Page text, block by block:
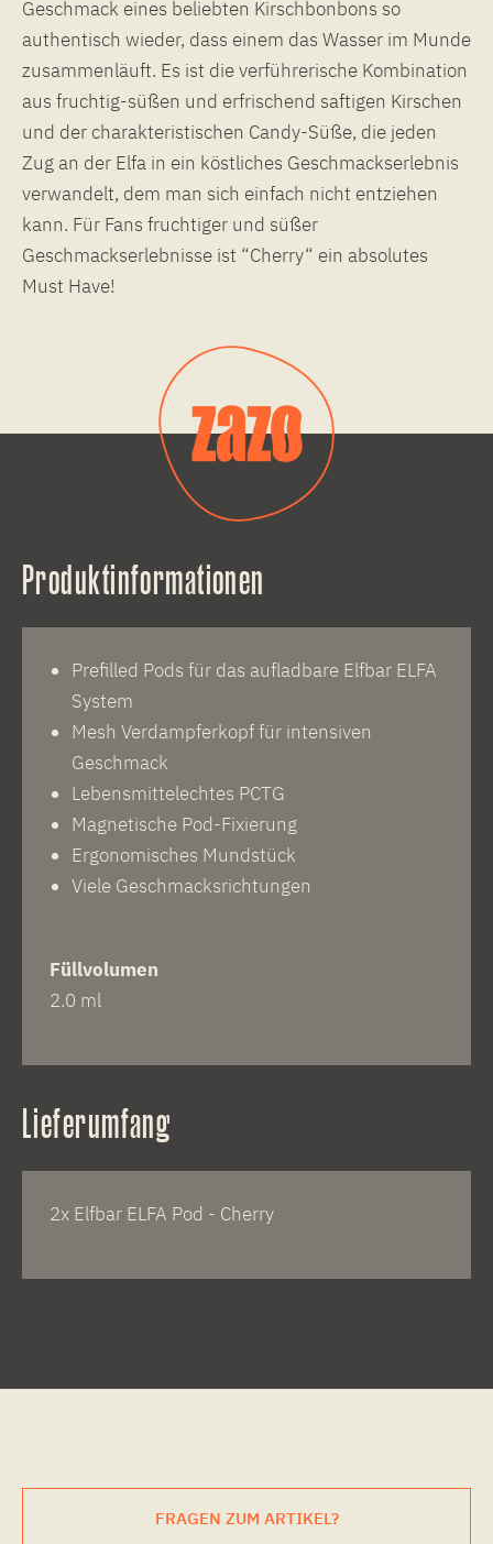
Geschmack eines beliebten Kirschbonbons so
authentisch wieder, dass einem das Wasser im Munde
zusammenläuft. Es ist die verführerische Kombination
aus fruchtig-süßen und erfrischend saftigen Kirschen
und der charakteristischen Candy-Süße, die jeden
Zug an der Elfa in ein köstliches Geschmackserlebnis
verwandelt, dem man sich einfach nicht entziehen
kann. Für Fans fruchtiger und süßer
Geschmackserlebnisse ist “Cherry“ ein absolutes
Must Have!
Produktinformationen
Prefilled Pods für das aufladbare Elfbar ELFA
System
Mesh Verdampferkopf für intensiven
Geschmack
Lebensmittelechtes PCTG
Magnetische Pod-Fixierung
Ergonomisches Mundstück
Viele Geschmacksrichtungen
Füllvolumen
2.0 ml
Lieferumfang
2x Elfbar ELFA Pod - Cherry
FRAGEN ZUM ARTIKEL?